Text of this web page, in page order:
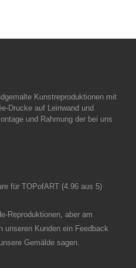
Kunstreproduktionen mit
Drucke auf Leinwand und
und Rahmung der bei uns
für TOPofART (4.96 aus 5)
Reproduktionen, aber am
unseren Kunden ein Feedback
Gemälde sagen.